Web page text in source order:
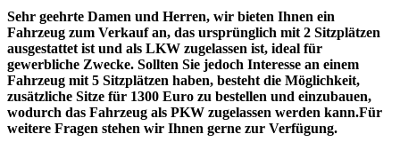
Sehr geehrte Damen und Herren, wir bieten Ihnen ein
Fahrzeug zum Verkauf an, das ursprünglich mit 2 Sitzplätzen
ausgestattet ist und als LKW zugelassen ist, ideal für
gewerbliche Zwecke. Sollten Sie jedoch Interesse an einem
Fahrzeug mit 5 Sitzplätzen haben, besteht die Möglichkeit,
zusätzliche Sitze für 1300 Euro zu bestellen und einzubauen,
wodurch das Fahrzeug als PKW zugelassen werden kann.Für
weitere Fragen stehen wir Ihnen gerne zur Verfügung.